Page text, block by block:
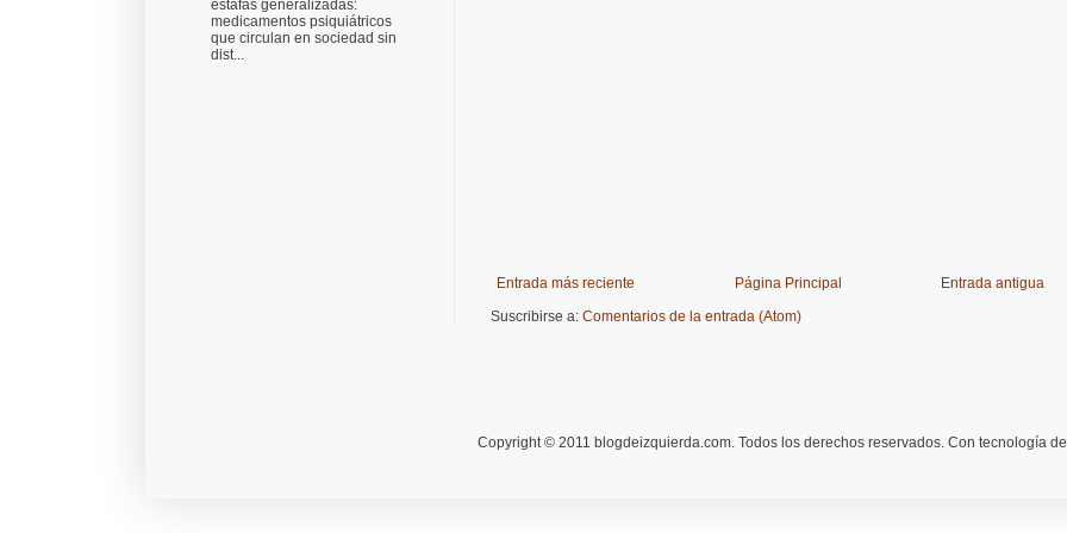
Entrada más reciente Entrada antigua
Página Principal
Suscribirse a: Comentarios de la entrada (Atom)
estafas generalizadas:
medicamentos psiquiátricos
que circulan en sociedad sin
dist...
Copyright © 2011 blogdeizquierda.com. Todos los derechos reservados. Con tecnología de